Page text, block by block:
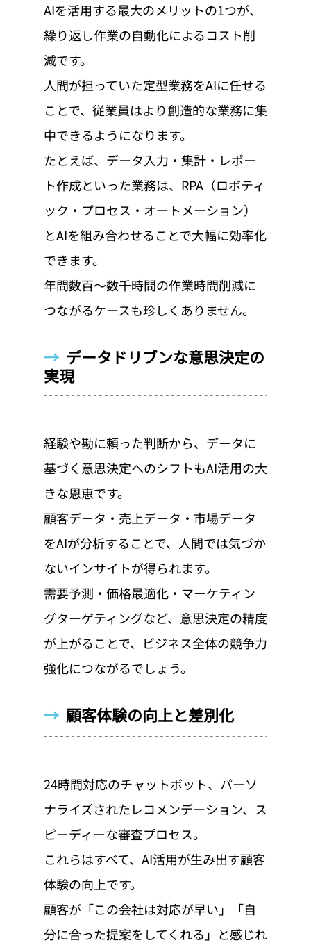
AIを活用する最大のメリットの1つが、
繰り返し作業の自動化によるコスト削
減です。
人間が担っていた定型業務をAIに任せる
ことで、従業員はより創造的な業務に集
中できるようになります。
たとえば、データ入力・集計・レポー
ト作成といった業務は、RPA（ロボティ
ック・プロセス・オートメーション）
とAIを組み合わせることで大幅に効率化
できます。
年間数百〜数千時間の作業時間削減に
つながるケースも珍しくありません。
→ データドリブンな意思決定の
実現
経験や勘に頼った判断から、データに
基づく意思決定へのシフトもAI活用の大
きな恩恵です。
顧客データ・売上データ・市場データ
をAIが分析することで、人間では気づか
ないインサイトが得られます。
需要予測・価格最適化・マーケティン
グターゲティングなど、意思決定の精度
が上がることで、ビジネス全体の競争力
強化につながるでしょう。
→ 顧客体験の向上と差別化
24時間対応のチャットボット、パーソ
ナライズされたレコメンデーション、ス
ピーディーな審査プロセス。
これらはすべて、AI活用が生み出す顧客
体験の向上です。
顧客が「この会社は対応が早い」「自
分に合った提案をしてくれる」と感じれ